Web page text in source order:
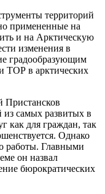
территорий
примененные на
и на Арктическую
изменения в
градообразующим
ТОР в арктических
Пристансков
из самых развитых в
как для граждан, так
Однако
работы. Главными
он назвал
бюрократических